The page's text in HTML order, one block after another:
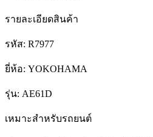
รายละเอียดสินค้า
รหัส: R7977
ยี่ห้อ: YOKOHAMA
รุ่น: AE61D
เหมาะสำหรับรถยนต์